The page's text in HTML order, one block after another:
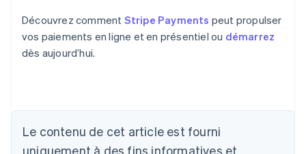
Découvrez comment Stripe Payments peut propulser
vos paiements en ligne et en présentiel ou démarrez
dès aujourd’hui.
Le contenu de cet article est fourni
uniquement à des fins informatives et
DeutschEnglish
Australie